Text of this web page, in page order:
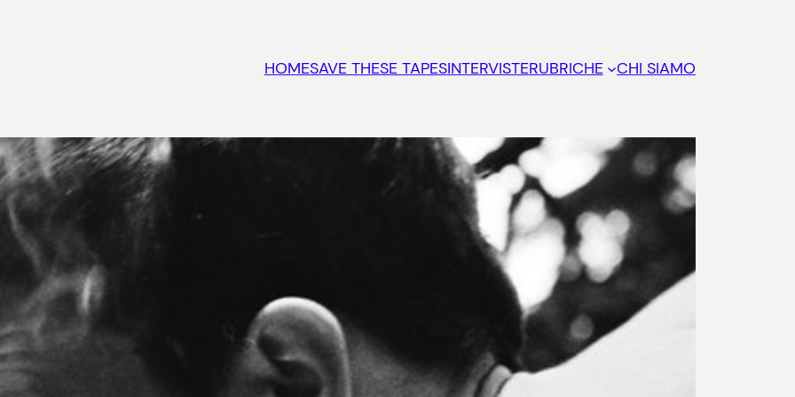
HOMESAVE THESE TAPESINTERVISTERUBRICHE CHI SIAMO